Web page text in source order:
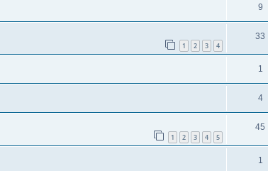
9
1 2 3 4
33
1
4
1 2 3 4 5
45
1